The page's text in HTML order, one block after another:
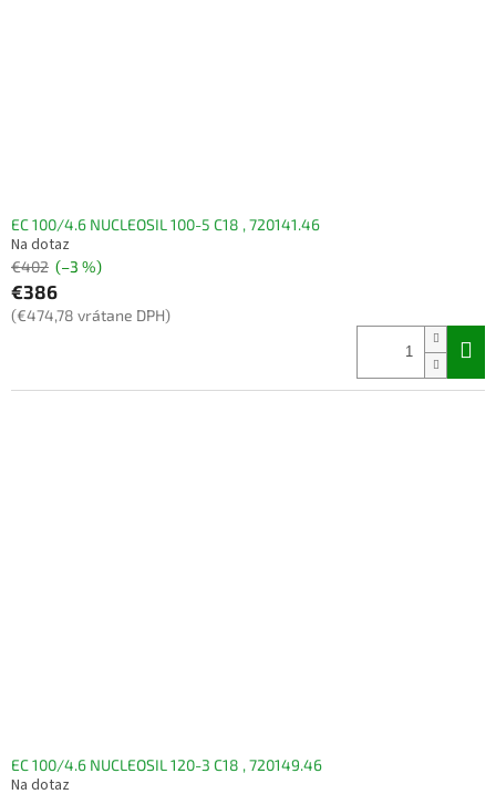
EC 100/4.6 NUCLEOSIL 100-5 C18 , 720141.46
Na dotaz
€402 (–3 %)
€386
(€474,78 vrátane DPH)
EC 100/4.6 NUCLEOSIL 120-3 C18 , 720149.46
Na dotaz